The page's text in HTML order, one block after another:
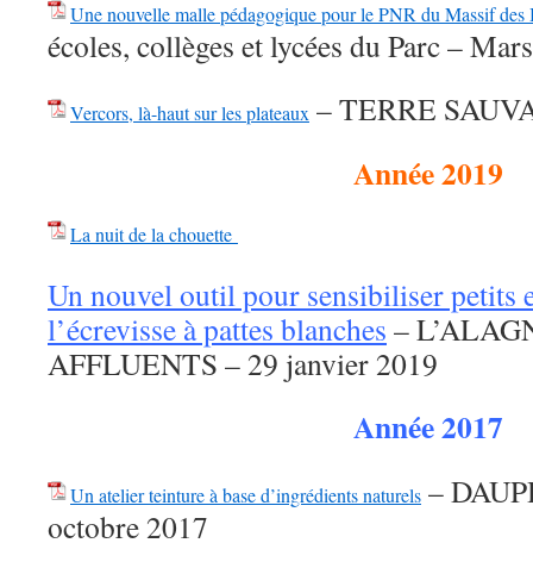
Une nouvelle malle pédagogique pour le PNR du Massif des
écoles, collèges et lycées du Parc –
Vercors, là-haut sur les plateaux – TERRE
Année 2019
La nuit de la chouette
Un nouvel outil pour sensibiliser petits
l’écrevisse à pattes blanches –
AFFLUENTS – 29 janvier 2019
Année 2017
Un atelier teinture à base d’ingrédients naturels –
octobre 2017